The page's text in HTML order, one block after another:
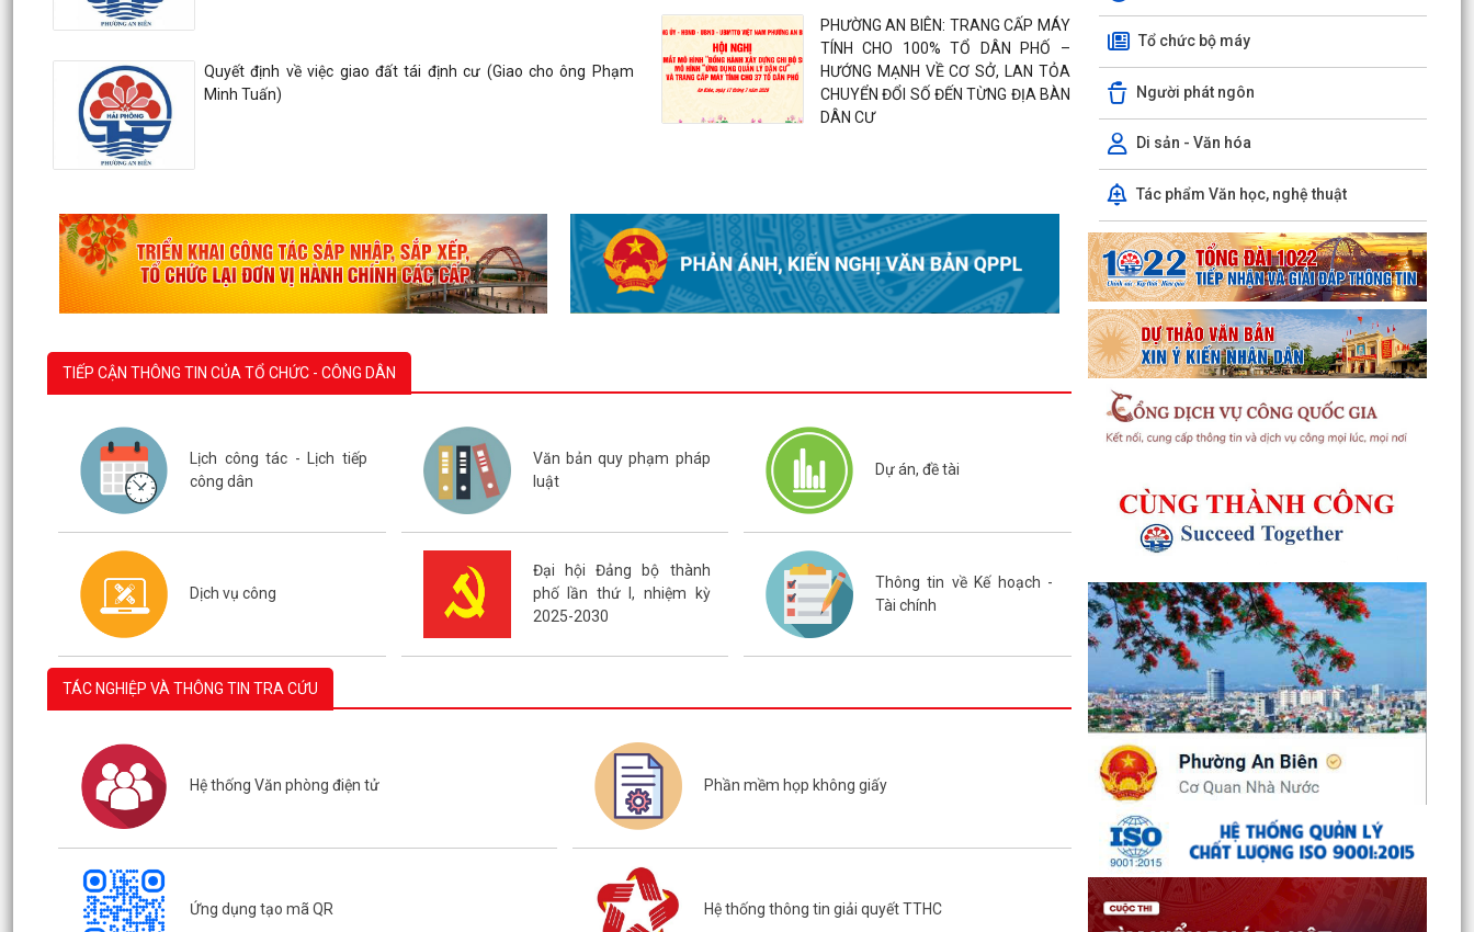
triển khai mô hình “Đồng hành cùng
Nhân dân chuyển đổi số”
PHÓ CHỦ TỊCH THƯỜNG TRỰC
HỘI ĐỒNG NHÂN DÂN PHƯỜNG AN
BIÊN THAM DỰ HỘI NGHỊ TẬP HUẤN,
BỒI DƯỠNG KIẾN THỨC, KỸ NĂNG
DỰ THẢO ĐỀ ÁN SẮP XẾP, TỔ CHỨC
PHƯỜNG AN BIÊN NĂM 2026
Quyết định về việc giao đất tái định cư (Giao cho ông Phạm
Minh Tuấn)
PHƯỜNG AN BIÊN: TRANG CẤP MÁY
TÍNH CHO 100% TỔ DÂN PHỐ –
HƯỚNG MẠNH VỀ CƠ SỞ, LAN TỎA
CHUYỂN ĐỔI SỐ ĐẾN TỪNG ĐỊA BÀN
DÂN CƯ
TIẾP CẬN THÔNG TIN CỦA TỔ CHỨC - CÔNG DÂN
Lịch công tác - Lịch tiếp
công dân
Dịch vụ công
Văn bản quy phạm pháp
luật
Đại hội Đảng bộ thành
phố lần thứ I, nhiệm kỳ
2025-2030
Dự án, đề tài
Thông tin về Kế hoạch -
Tài chính
TÁC NGHIỆP VÀ THÔNG TIN TRA CỨU
Hệ thống Văn phòng điện tử
Ứng dụng tạo mã QR
Phần mềm họp không giấy
Hệ thống thông tin giải quyết TTHC
Tổ chức bộ máy
Người phát ngôn
Di sản - Văn hóa
Tác phẩm Văn học, nghệ thuật